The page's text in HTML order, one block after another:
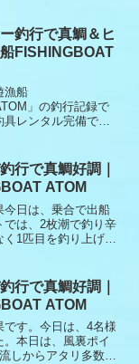
釣行で真鯛＆ヒ
FISHINGBOAT
漁船
」の釣行記録で
レンタル完備で、
行で真鯛好調｜
ATOM
今日は、乗合で出船
では、2枚潮で釣り辛
1匹目を釣り上げて
ントでは、すでにウ
も少なかったです。
ざいました。
行で真鯛好調｜
ATOM
す。今日は、4名様
本日は、風裏ポイ
しからアタリ多数あ